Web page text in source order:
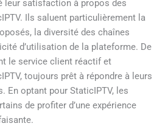
leur satisfaction à propos des
Ils saluent particulièrement la
la diversité des chaînes
d’utilisation de la plateforme. De
le service client réactif et
toujours prêt à répondre à leurs
En optant pour StaticIPTV, les
de profiter d’une expérience